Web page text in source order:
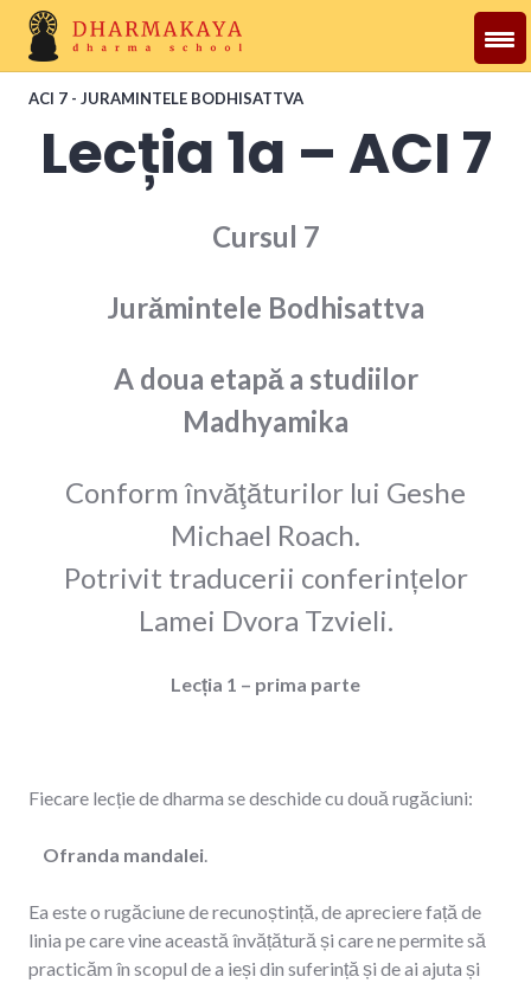
Skip
content
Dharmakaya
ACI 7 - JURAMINTELE BODHISATTVA
Lecția 1a – ACI 7
Cursul 7
Jurămintele Bodhisattva
A doua etapă a studiilor
Madhyamika
Conform învăţăturilor lui Geshe
Michael Roach.
Potrivit traducerii conferințelor
Lamei Dvora Tzvieli.
Lecția 1 – prima parte
Fiecare lecție de dharma se deschide cu două rugăciuni:
Ofranda mandalei
Ea este o rugăciune de recunoștință, de apreciere față de
linia pe care vine această învățătură și care ne permite să
practicăm în scopul de a ieși din suferință și de ai ajuta și